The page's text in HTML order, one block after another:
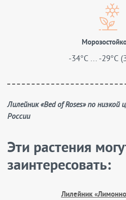
-34°C ... -29°C
Лилейник «Bed of Roses» по низкой цене с доставкой Почтой
России
Эти растения
заинтересовать:
Лилейник